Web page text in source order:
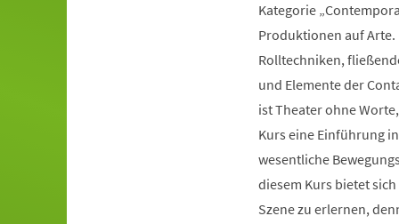
Kategorie
Produktionen auf Arte.
Rolltechniken,
und Elemente der
ist Theater ohne
Kurs eine Einführung
wesentliche
diesem Kurs bietet
Szene zu erlernen,